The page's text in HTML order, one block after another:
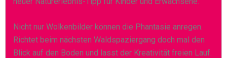
Nicht nur Wolkenbilder können die Phantasie anregen.
Richtet beim nächsten Waldspaziergang doch mal den
Blick auf den Boden und lasst der Kreativität freien Lauf.